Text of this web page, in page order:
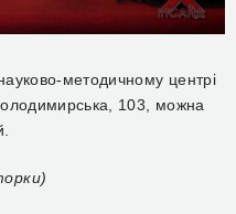
методичному центрі
103, можна